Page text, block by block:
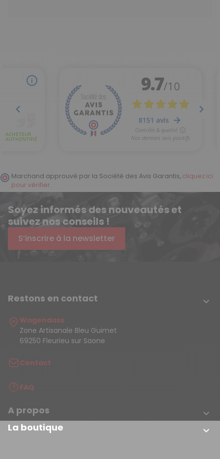
Marchand approuvé par la Société des Avis Garantis, cliquez ici
pour vérifier.
Soyez informés des nouveautés et
suivez nos conseils !
S’inscrire à la newsletter
Restons en contact 
Wagendass
Zone Artisanale Bleu Guimet
69250 Fleurieu sur Saone
Contact
FAQ
A propos 
La boutique 